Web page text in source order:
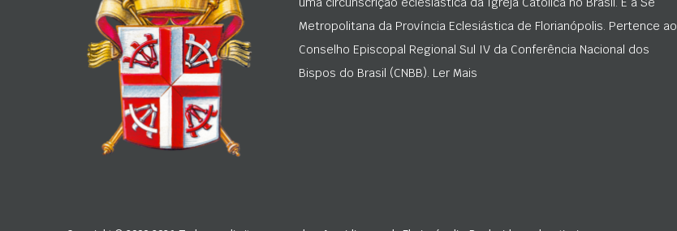
Metropolitana da Província Eclesiástica de Florianópolis. Pertence ao
Conselho Episcopal Regional Sul IV da Conferência Nacional dos
Bispos do Brasil (CNBB). Ler Mais